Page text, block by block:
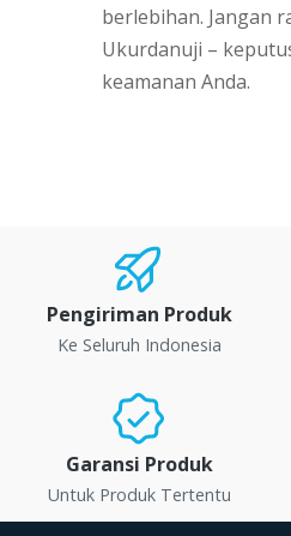
berlebihan. Jangan
Ukurdanuji –
keamanan Anda.
Pengiriman Produk
Ke Seluruh Indonesia
Garansi Produk
Untuk Produk Tertentu